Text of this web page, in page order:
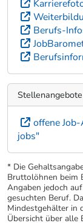
Berufs-
offene
jobs"
* Die
Bruttolöhnen beim
Angaben jedoch
gesuchten Beruf.
Mindestgehälter in
Übersicht über alle